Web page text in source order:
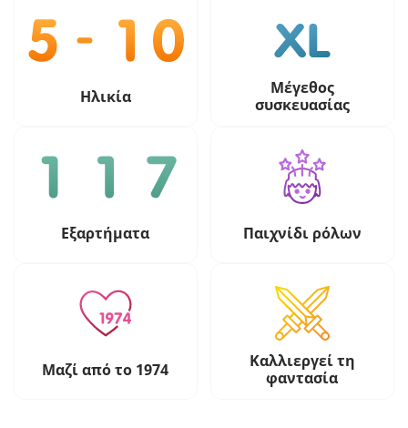
Ηλικία
Μέγεθος
συσκευασίας
Εξαρτήματα Παιχνίδι ρόλων
Μαζί από το 1974
Καλλιεργεί τη
φαντασία